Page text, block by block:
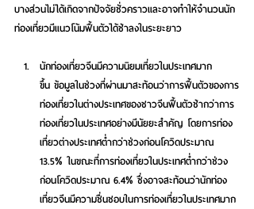
บางส่วนไม่ได้เกิดจากปัจจัยชั่วคราวและอาจทำให้จำนวนนัก
ท่องเที่ยวมีแนวโน้มฟื้นตัวได้ช้าลงในระยะยาว
นักท่องเที่ยวจีนมีความนิยมเที่ยวในประเทศมาก
ขึ้น ข้อมูลในช่วงที่ผ่านมาสะท้อนว่าการฟื้นตัวของการ
ท่องเที่ยวในต่างประเทศของชาวจีนฟื้นตัวช้ากว่าการ
ท่องเที่ยวในประเทศอย่างมีนัยยะสำคัญ โดยการท่อง
เที่ยวต่างประเทศต่ำกว่าช่วงก่อนโควิดประมาณ
13.5% ในขณะที่การท่องเที่ยวในประเทศต่ำกว่าช่วง
ก่อนโควิดประมาณ 6.4% ซึ่งอาจสะท้อนว่านักท่อง
เที่ยวจีนมีความชื่นชอบในการท่องเที่ยวในประเทศมาก